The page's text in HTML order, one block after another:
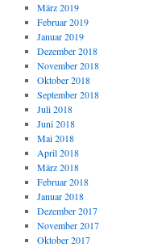
März 2019
Februar 2019
Januar 2019
Dezember 2018
November 2018
Oktober 2018
September 2018
Juli 2018
Juni 2018
Mai 2018
April 2018
März 2018
Februar 2018
Januar 2018
Dezember 2017
November 2017
Oktober 2017